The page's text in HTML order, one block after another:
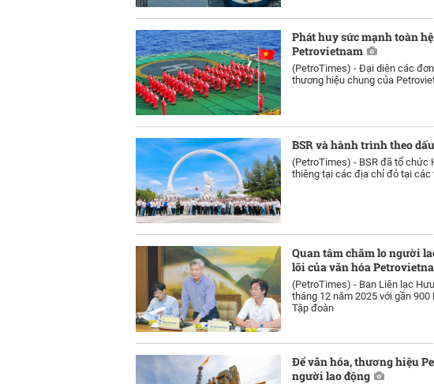
Phát huy sức mạnh toàn
Petrovietnam
(PetroTimes) - Đại diện các
thương hiệu chung của
BSR và hành trình theo
(PetroTimes) - BSR đã tổ chức
thiêng tại các địa chỉ đỏ tại các
Quan tâm chăm lo người
lõi của văn hóa
(PetroTimes) - Ban Liên lạc
tháng 12 năm 2025 với gần
Tập đoàn
Để văn hóa, thương hiệu
người lao động